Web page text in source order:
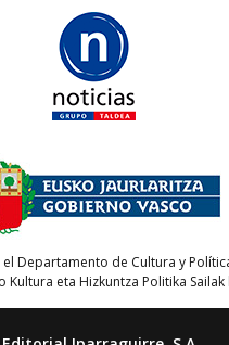
Departamento de Cultura y
Kultura eta Hizkuntza Politika